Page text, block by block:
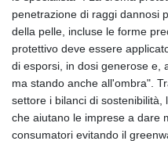
penetrazione di raggi dannosi
della pelle, incluse le forme
protettivo deve essere
di esporsi, in dosi generose e,
ma stando anche all'ombra".
settore i bilanci di
che aiutano le imprese a dare
consumatori evitando il